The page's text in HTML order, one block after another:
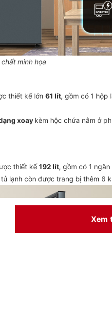
minh họa
thiết kế lớn 61 lít, gồm có 1 hộp
xoay kèm hộc chứa nằm ở
thiết kế192 lít, gồm có 1
lạnh còn được trang bị thêm 6
Xem